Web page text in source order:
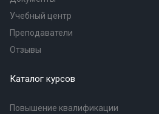
Учебный центр
Преподаватели
Отзывы
Каталог курсов
Повышение квалификации